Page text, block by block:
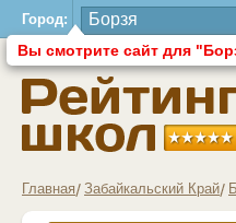
Город:
Вы смотрите сайт для
Главная Забайкальский Край